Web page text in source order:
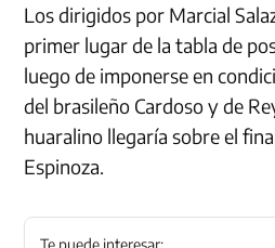
Los dirigidos por Marcial
primer lugar de la tabla de
luego de imponerse en
del brasileño Cardoso y de
huaralino llegaría sobre el
Espinoza.
Te puede interesar: